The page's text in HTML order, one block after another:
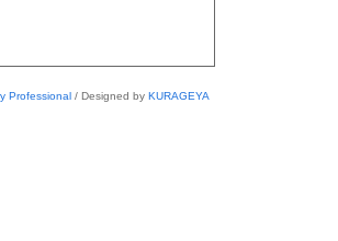
Professional / Designed by KURAGEYA